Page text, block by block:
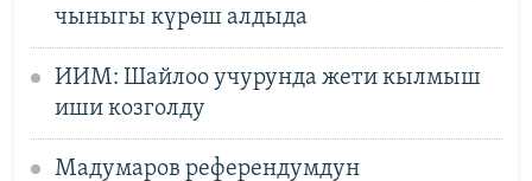
чыныгы күрөш алдыда
ИИМ: Шайлоо учурунда жети кылмыш
иши козголду
Мадумаров референдумдун